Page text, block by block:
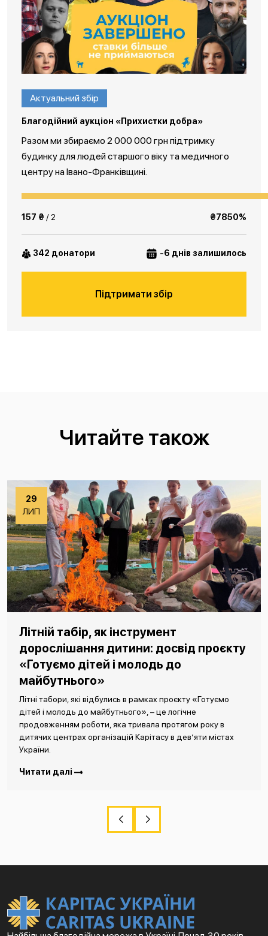
Актуальний збір
Благодійний аукціон «Прихистки добра»
Разом ми збираємо 2 000 000 грн підтримку
будинку для людей старшого віку та медичного
центру на Івано-Франківщині.
157 ₴ / 2 ₴7850%
342 донатори -6 днів залишилось
Підтримати збір
Читайте також
29
ЛИП
Літній табір, як інструмент
дорослішання дитини: досвід проєкту
«Готуємо дітей і молодь до
майбутнього»
Літні табори, які відбулись в рамках проєкту «Готуємо
дітей і молодь до майбутнього», – це логічне
продовженням роботи, яка тривала протягом року в
дитячих центрах організацій Карітасу в дев’яти містах
України.
Читати далі